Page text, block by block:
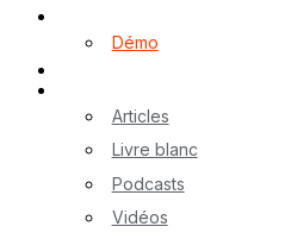
Démo
Articles
Livre blanc
Podcasts
Vidéos